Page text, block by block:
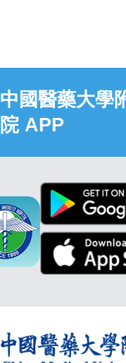
中國醫藥大學
院 APP